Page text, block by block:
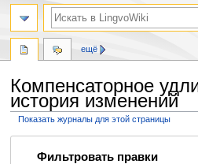
Компенсаторное
история изменений
Показать журналы для этой страницы
Фильтровать правки
ещё